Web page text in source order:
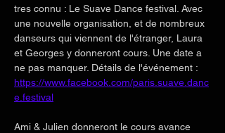
tres connu : Le Suave Dance festival. Avec
une nouvelle organisation, et de nombreux
danseurs qui viennent de l'étranger, Laura
et Georges y donneront cours. Une date a
ne pas manquer. Détails de l'événement :
https://www.facebook.com/paris.suave.danc
e.festival
Ami & Julien donneront le cours avance